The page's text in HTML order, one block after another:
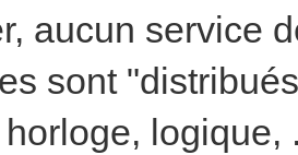
aucun service
sont
logique,